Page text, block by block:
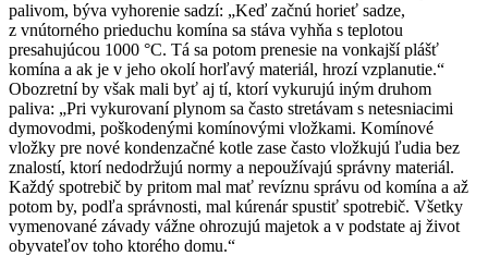
palivom, býva vyhorenie sadzí: „Keď začnú horieť sadze,
z vnútorného prieduchu komína sa stáva vyhňa s teplotou
presahujúcou 1000 °C. Tá sa potom prenesie na vonkajší plášť
komína a ak je v jeho okolí horľavý materiál, hrozí vzplanutie.“
Obozretní by však mali byť aj tí, ktorí vykurujú iným druhom
paliva: „Pri vykurovaní plynom sa často stretávam s netesniacimi
dymovodmi, poškodenými komínovými vložkami. Komínové
vložky pre nové kondenzačné kotle zase často vložkujú ľudia bez
znalostí, ktorí nedodržujú normy a nepoužívajú správny materiál.
Každý spotrebič by pritom mal mať revíznu správu od komína a až
potom by, podľa správnosti, mal kúrenár spustiť spotrebič. Všetky
vymenované závady vážne ohrozujú majetok a v podstate aj život
obyvateľov toho ktorého domu.“